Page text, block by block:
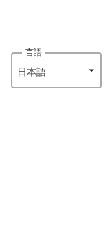
言語
日本語‎